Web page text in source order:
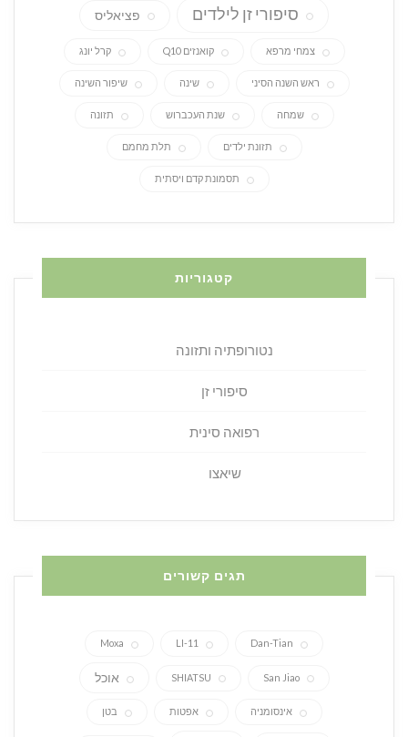
סיפורי זן לילדים פציאליס
צמחי מרפא קואנזים Q10 קרל יונג
ראש השנה הסיני שינה שיפור השינה
שמחה שנת העכברוש תזונה
תזונת ילדים תלת מחמם
תסמונת קדם ויסתית
קטגוריות
נטורופתיה ותזונה
סיפורי זן
רפואה סינית
שיאצו
תגים קשורים
Dan-Tian
LI-11
Moxa
San Jiao
SHIATSU אוכל
אינסומניה אפטות בטן